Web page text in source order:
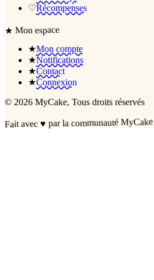
♡Récompenses
★Mon espace
★Mon compte
★Notifications
★Contact
★Connexion
© 2026 MyCake, Tous droits réservés
Fait avec♥ par la communauté MyCake